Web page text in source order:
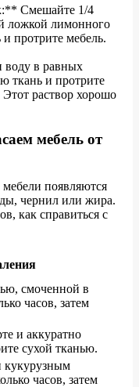
Смешайте 1/4
ложкой лимонного
протрите мебель.
в равных
ткань и протрите
раствор хорошо
мебель от
появляются
чернил или жира.
как справиться с
смоченной в
часов, затем
и аккуратно
сухой тканью.
кукурузным
часов, затем